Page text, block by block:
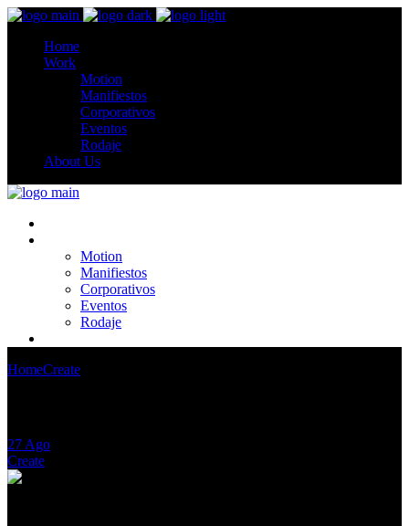
Home
Work
Motion
Manifiestos
Corporativos
Eventos
Rodaje
About Us
Motion
Manifiestos
Corporativos
Eventos
Rodaje
HomeCreate
27 Ago
Create